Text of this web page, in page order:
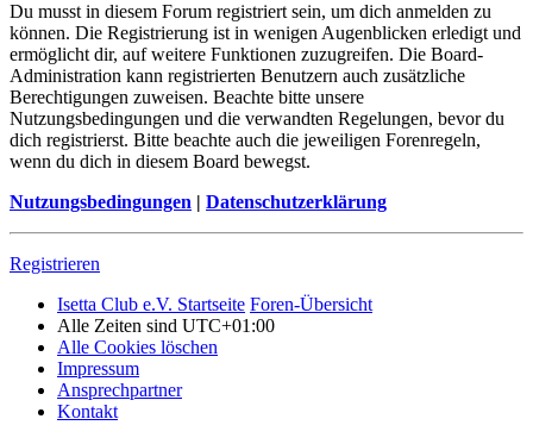
Du musst in diesem Forum registriert sein, um dich anmelden zu
können. Die Registrierung ist in wenigen Augenblicken erledigt und
ermöglicht dir, auf weitere Funktionen zuzugreifen. Die Board-
Administration kann registrierten Benutzern auch zusätzliche
Berechtigungen zuweisen. Beachte bitte unsere
Nutzungsbedingungen und die verwandten Regelungen, bevor du
dich registrierst. Bitte beachte auch die jeweiligen Forenregeln,
wenn du dich in diesem Board bewegst.
Nutzungsbedingungen | Datenschutzerklärung
Registrieren
Isetta Club e.V. Startseite Foren-Übersicht
Alle Zeiten sind UTC+01:00
Alle Cookies löschen
Impressum
Ansprechpartner
Kontakt